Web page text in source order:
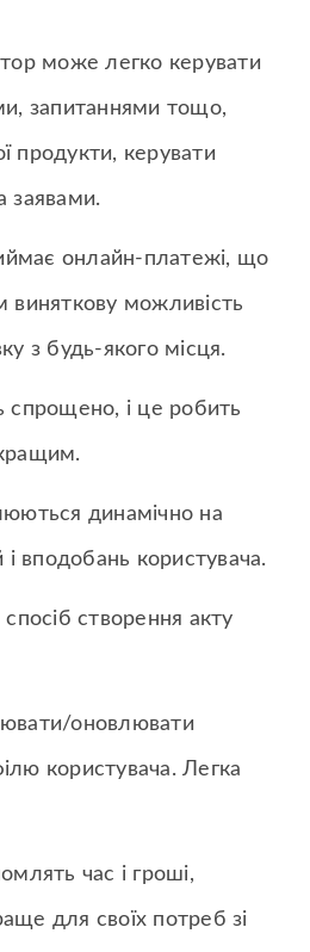
може легко керувати
запитаннями тощо,
продукти, керувати
заявами.
онлайн-платежі, що
виняткову можливість
з будь-якого місця.
спрощено, і це робить
динамічно на
і вподобань користувача.
створення акту
оновлювати
користувача. Легка
час і гроші,
для своїх потреб зі